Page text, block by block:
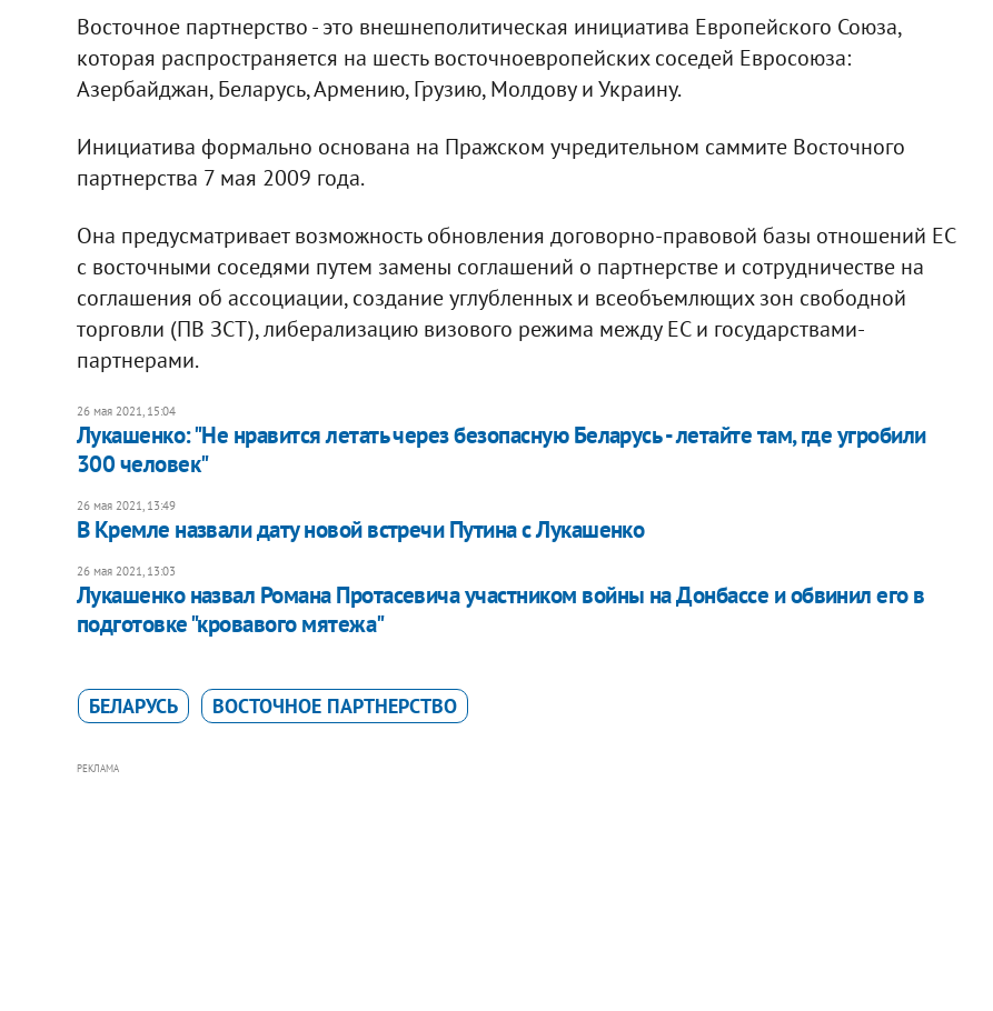
Восточное партнерство - это внешнеполитическая инициатива Европейского Союза,
которая распространяется на шесть восточноевропейских соседей Евросоюза:
Азербайджан, Беларусь, Армению, Грузию, Молдову и Украину.
Инициатива формально основана на Пражском учредительном саммите Восточного
партнерства 7 мая 2009 года.
Она предусматривает возможность обновления договорно-правовой базы отношений ЕС
с восточными соседями путем замены соглашений о партнерстве и сотрудничестве на
соглашения об ассоциации, создание углубленных и всеобъемлющих зон свободной
торговли (ПВ ЗСТ), либерализацию визового режима между ЕС и государствами-
партнерами.
26 мая 2021, 15:04
Лукашенко: "Не нравится летать через безопасную Беларусь - летайте там, где угробили
300 человек"
26 мая 2021, 13:49
В Кремле назвали дату новой встречи Путина с Лукашенко
26 мая 2021, 13:03
Лукашенко назвал Романа Протасевича участником войны на Донбассе и обвинил его в
подготовке "кровавого мятежа"
БЕЛАРУСЬ ВОСТОЧНОЕ ПАРТНЕРСТВО
РЕКЛАМА